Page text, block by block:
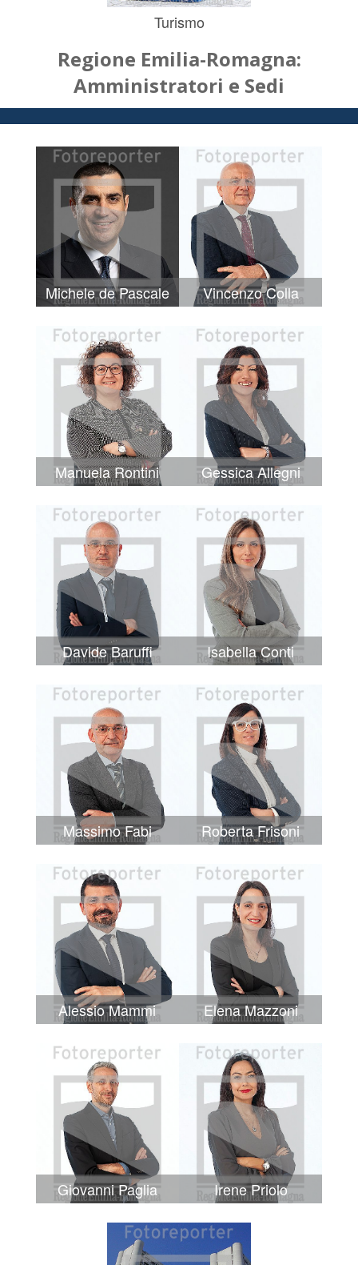
Turismo
Regione Emilia-Romagna:
Amministratori e Sedi
Michele de Pascale Vincenzo Colla
Manuela Rontini Gessica Allegni
Davide Baruffi Isabella Conti
Massimo Fabi Roberta Frisoni
Alessio Mammi Elena Mazzoni
Giovanni Paglia Irene Priolo